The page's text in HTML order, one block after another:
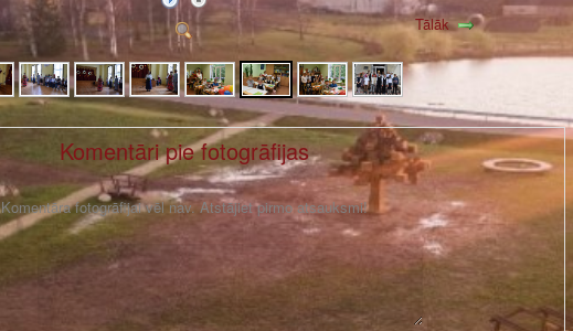
Tālāk
Komentāri pie fotogrāfijas
Komentāra fotogrāfijai vēl nav. Atstājiet pirmo atsauksmi!